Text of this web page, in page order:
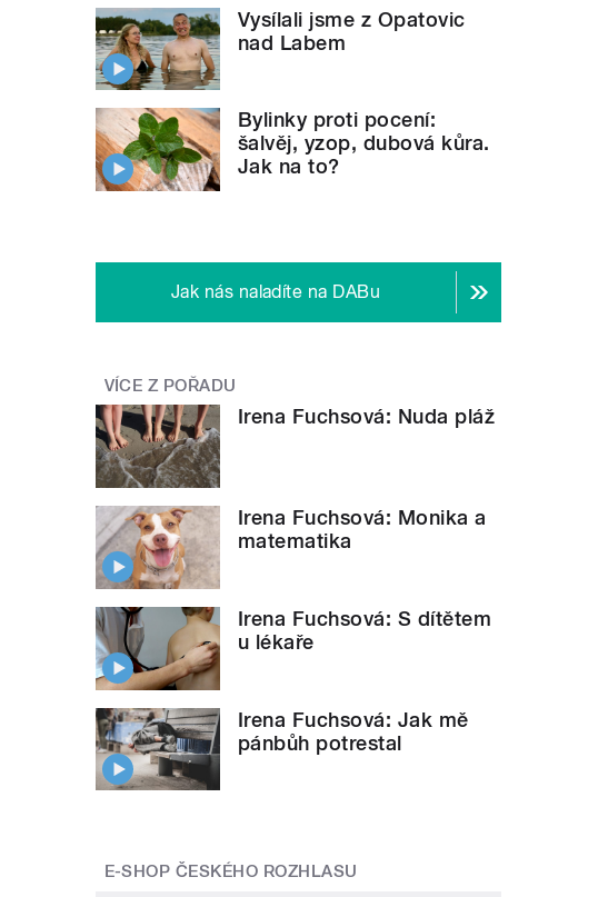
Vysílali jsme z Opatovic
nad Labem
Bylinky proti pocení:
šalvěj, yzop, dubová kůra.
Jak na to?
Jak nás naladíte na DABu
VÍCE Z POŘADU
Irena Fuchsová: Nuda pláž
Irena Fuchsová: Monika a
matematika
Irena Fuchsová: S dítětem
u lékaře
Irena Fuchsová: Jak mě
pánbůh potrestal
E-SHOP ČESKÉHO ROZHLASU